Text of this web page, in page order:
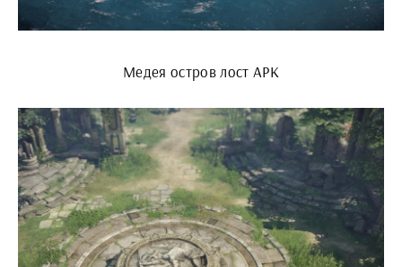
Медея остров лост АРК